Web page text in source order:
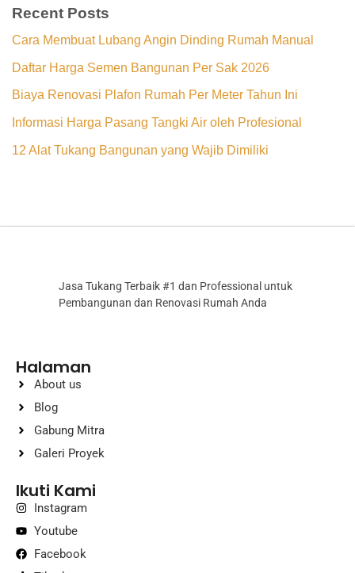
Recent Posts
Cara Membuat Lubang Angin Dinding Rumah Manual
Daftar Harga Semen Bangunan Per Sak 2026
Biaya Renovasi Plafon Rumah Per Meter Tahun Ini
Informasi Harga Pasang Tangki Air oleh Profesional
12 Alat Tukang Bangunan yang Wajib Dimiliki
Jasa Tukang Terbaik #1 dan Professional untuk
Pembangunan dan Renovasi Rumah Anda
Halaman
About us
Blog
Gabung Mitra
Galeri Proyek
Ikuti Kami
Instagram
Youtube
Facebook